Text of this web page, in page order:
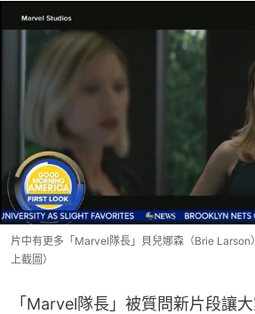
片中有更多「Marvel隊長」貝兒娜森（Brie Larson
上截圖）
「Marvel隊長」被質問新片段讓